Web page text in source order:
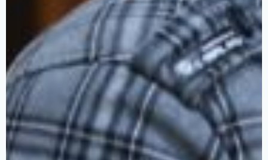
A
propos
du
Les
activités